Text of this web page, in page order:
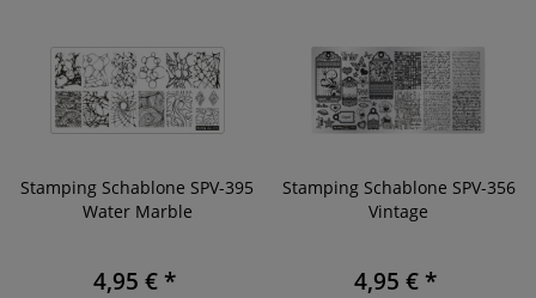
Stamping Schablone SPV-395
Water Marble
4,95 € *
Stamping Schablone SPV-356
Vintage
4,95 € *